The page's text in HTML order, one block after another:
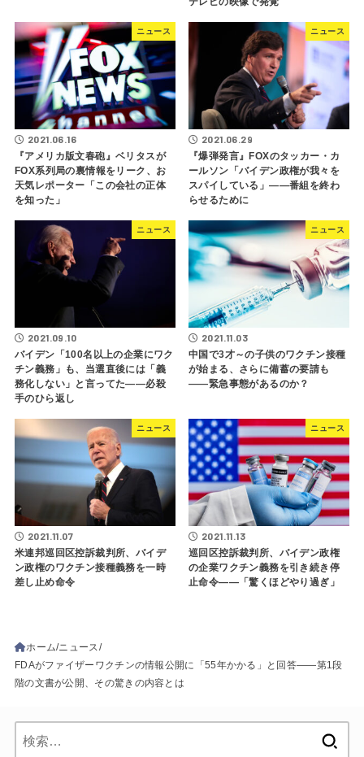
ニュース
2021.06.16
『アメリカ版文春砲』ベリタスが
FOX系列局の裏情報をリーク、お
天気レポーター「この会社の正体
を知った」
ニュース
2021.06.29
『爆弾発言』FOXのタッカー・カ
ールソン「バイデン政権が我々を
スパイしている」――番組を終わ
らせるために
ニュース
2021.09.10
バイデン「100名以上の企業にワク
チン義務」も、当選直後には「義
務化しない」と言ってた――必殺
手のひら返し
ニュース
2021.11.03
中国で3才～の子供のワクチン接種
が始まる、さらに備蓄の要請も
――緊急事態があるのか？
ニュース
2021.11.07
米連邦巡回区控訴裁判所、バイデ
ン政権のワクチン接種義務を一時
差し止め命令
ニュース
2021.11.13
巡回区控訴裁判所、バイデン政権
の企業ワクチン義務を引き続き停
止命令――「驚くほどやり過ぎ」
ホーム ニュース
FDAがファイザーワクチンの情報公開に「55年かかる」と回答――第1段
階の文書が公開、その驚きの内容とは